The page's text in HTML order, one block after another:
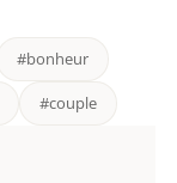
#bonheur
#couple